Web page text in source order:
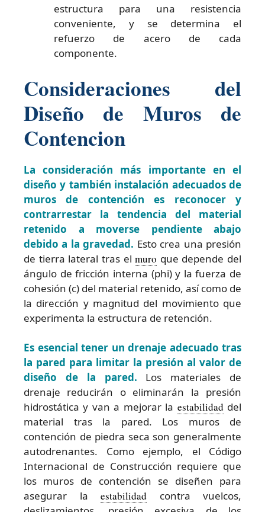
estructura para una resistencia
conveniente, y se determina el
refuerzo de acero de cada
componente.
Consideraciones del
Diseño de Muros de
Contencion
La consideración más importante en el
diseño y también instalación adecuados de
muros de contención es reconocer y
contrarrestar la tendencia del material
retenido a moverse pendiente abajo
debido a la gravedad. Esto crea una presión
de tierra lateral tras elmuro que depende del
ángulo de fricción interna (phi) y la fuerza de
cohesión (c) del material retenido, así como de
la dirección y magnitud del movimiento que
experimenta la estructura de retención.
Es esencial tener un drenaje adecuado tras
la pared para limitar la presión al valor de
diseño de la pared. Los materiales de
drenaje reducirán o eliminarán la presión
hidrostática y van a mejorar la estabilidad del
material tras la pared. Los muros de
contención de piedra seca son generalmente
autodrenantes. Como ejemplo, el Código
Internacional de Construcción requiere que
los muros de contención se diseñen para
asegurar la estabilidad contra vuelcos,